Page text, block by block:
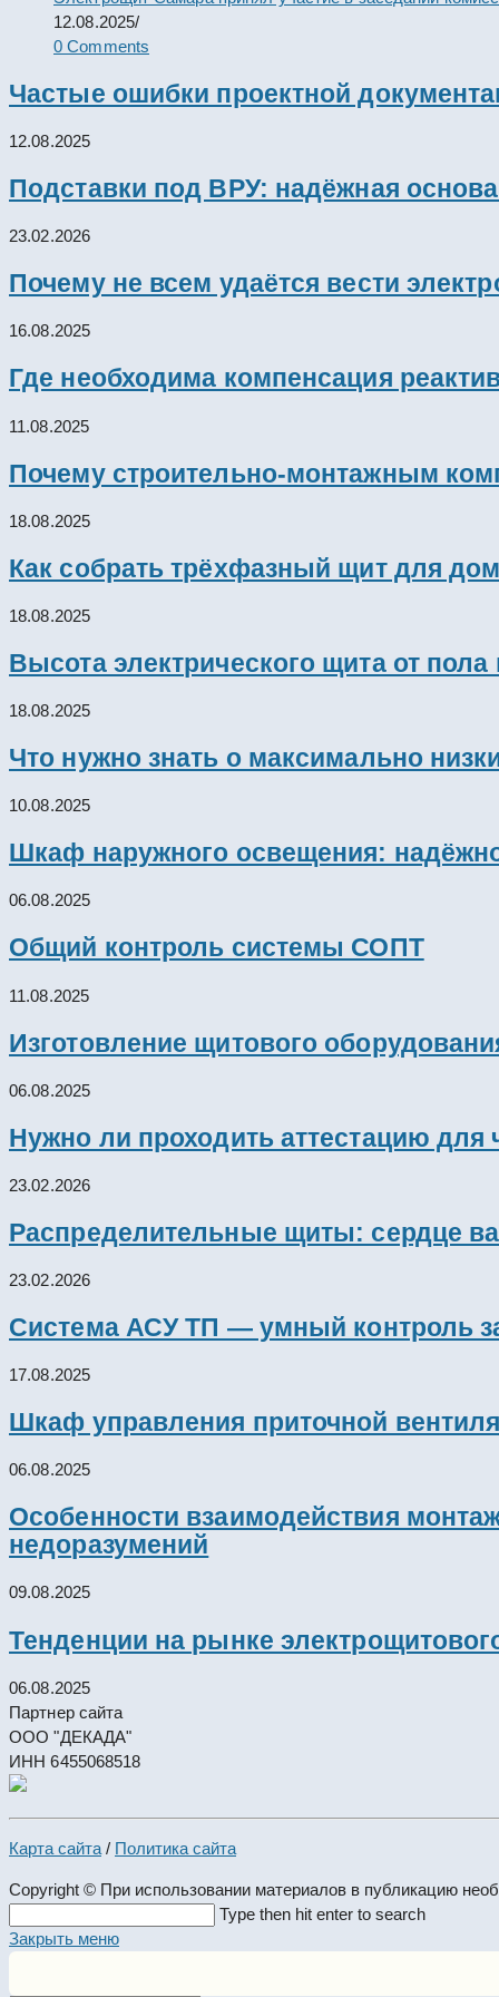
12.08.2025/
0 Comments
Частые ошибки проектной
12.08.2025
Подставки под ВРУ: надёжная
23.02.2026
Почему не всем удаётся вести
16.08.2025
Где необходима компенсация
11.08.2025
Почему строительно-монтажным
18.08.2025
Как собрать трёхфазный щит для
18.08.2025
Высота электрического щита от
18.08.2025
Что нужно знать о максимально
10.08.2025
Шкаф наружного освещения:
06.08.2025
Общий контроль системы СОПТ
11.08.2025
Изготовление щитового
06.08.2025
Нужно ли проходить аттестацию для
23.02.2026
Распределительные щиты: сердце
23.02.2026
Система АСУ ТП — умный контроль
17.08.2025
Шкаф управления приточной
06.08.2025
Особенности взаимодействия
недоразумений
09.08.2025
Тенденции на рынке
06.08.2025
Партнер сайта
ООО "ДЕКАДА"
ИНН 6455068518
Карта сайта / Политика сайта
Copyright © При использовании материалов в публикацию
this
Type then hit enter to search
Закрыть меню